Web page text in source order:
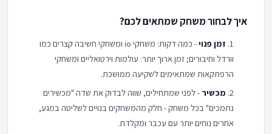
איך לבחור משחק שמתאים לכם?
זמן פנוי
- כמה דקות: משחקי io ומשחקי חשיבה קצרים כמו
וורדל וחיבורים; זמן ארוך יותר: עולמות וירטואליים ומשחקי
הרפתקאות שמתאימים לשקיעה ממושכת.
מכשיר - לפני שמתחילים, שווה לבדוק את שדה "מכשירים
נתמכים" בכל משחק - חלק מהמשחקים בנויים לשליטה במגע,
אחרים נוחים יותר עם עכבר ומקלדת.